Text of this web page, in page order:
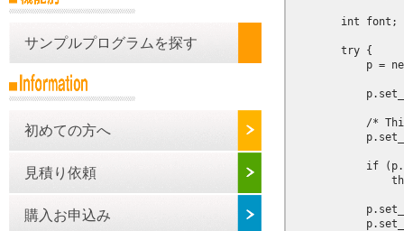
サンプルプログラムを探す
初めての方へ
見積り依頼
購入お申込み
        int font;
        try {
p =
/*
if